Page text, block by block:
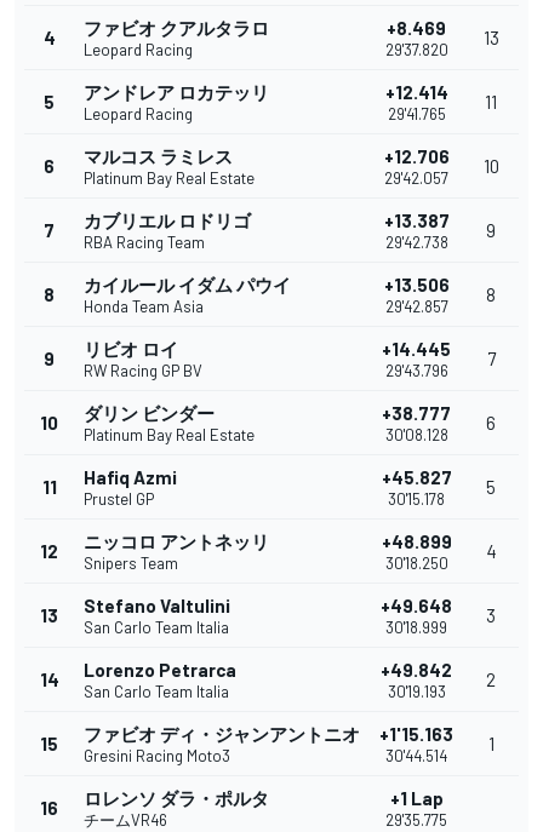
4 ファビオ クアルタラロ
Leopard Racing
+8.469
29'37.820
13
5 アンドレア ロカテッリ
Leopard Racing
+12.414
29'41.765
11
6 マルコス ラミレス
Platinum Bay Real Estate
+12.706
29'42.057
10
7 カブリエル ロドリゴ
RBA Racing Team
+13.387
29'42.738
9
8 カイルール イダム パウイ
Honda Team Asia
+13.506
29'42.857
8
9 リビオ ロイ
RW Racing GP BV
+14.445
29'43.796
7
10 ダリン ビンダー
Platinum Bay Real Estate
+38.777
30'08.128
6
11 Hafiq Azmi
Prustel GP
+45.827
30'15.178
5
12 ニッコロ アントネッリ
Snipers Team
+48.899
30'18.250
4
13 Stefano Valtulini
San Carlo Team Italia
+49.648
30'18.999
3
14 Lorenzo Petrarca
San Carlo Team Italia
+49.842
30'19.193
2
15 ファビオ ディ・ジャンアントニオ
Gresini Racing Moto3
+1'15.163
30'44.514
1
16 ロレンソ ダラ・ポルタ
チームVR46
+1 Lap
29'35.775